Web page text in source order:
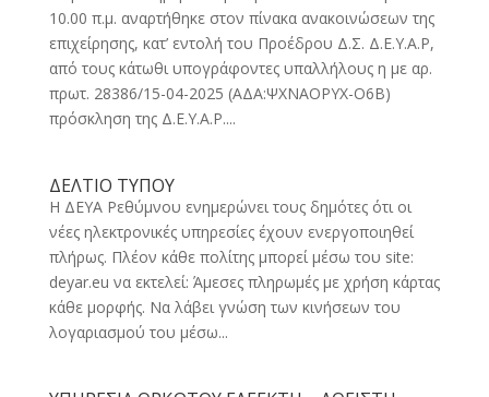
10.00 π.μ. αναρτήθηκε στον πίνακα ανακοινώσεων της
επιχείρησης, κατ’ εντολή του Προέδρου Δ.Σ. Δ.Ε.Υ.Α.Ρ,
από τους κάτωθι υπογράφοντες υπαλλήλους η με αρ.
πρωτ. 28386/15-04-2025 (ΑΔΑ:ΨΧΝΑΟΡΥΧ-Ο6Β)
πρόσκληση της Δ.Ε.Υ.Α.Ρ....
ΔΕΛΤΙΟ ΤΥΠΟΥ
Η ΔΕΥΑ Ρεθύμνου ενημερώνει τους δημότες ότι οι
νέες ηλεκτρονικές υπηρεσίες έχουν ενεργοποιηθεί
πλήρως. Πλέον κάθε πολίτης μπορεί μέσω του site:
deyar.eu να εκτελεί: Άμεσες πληρωμές με χρήση κάρτας
κάθε μορφής. Να λάβει γνώση των κινήσεων του
λογαριασμού του μέσω...